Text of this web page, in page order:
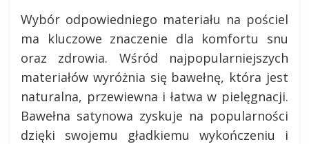
Wybór odpowiedniego materiału na pościel
ma kluczowe znaczenie dla komfortu snu
oraz zdrowia. Wśród najpopularniejszych
materiałów wyróżnia się bawełnę, która jest
naturalna, przewiewna i łatwa w pielęgnacji.
Bawełna satynowa zyskuje na popularności
dzięki swojemu gładkiemu wykończeniu i